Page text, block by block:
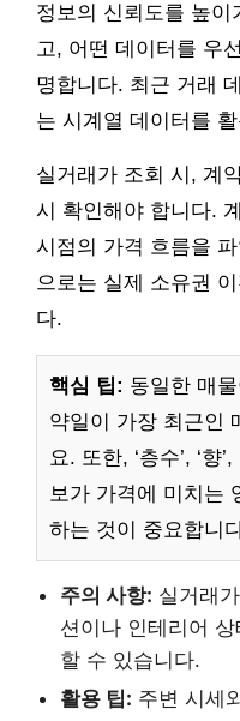
정보의 신뢰도를 높
고, 어떤 데이터를 우
명합니다. 최근 거래
는 시계열 데이터를
실거래가 조회 시, 계
시 확인해야 합니다.
시점의 가격 흐름을
으로는 실제 소유권
다.
핵심 팁: 동일한 매
약일이 가장 최근인
요. 또한, ‘층수’, ‘향
보가 가격에 미치는
하는 것이 중요합니
주의 사항: 실거래
션이나 인테리어
할 수 있습니다.
활용 팁: 주변 시세